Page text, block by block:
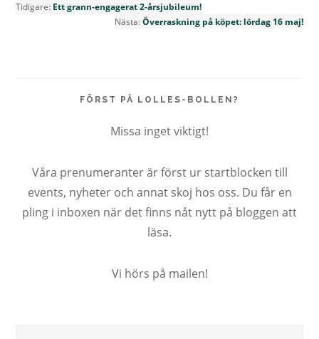
Tidigare: Ett grann-engagerat 2-årsjubileum!
Nästa:Överraskning på köpet: lördag 16 maj!
FÖRST PÅ LOLLES-BOLLEN?
Missa inget viktigt!
Våra prenumeranter är först ur startblocken till
events, nyheter och annat skoj hos oss. Du får en
pling i inboxen när det finns nåt nytt på bloggen att
läsa.
Vi hörs på mailen!